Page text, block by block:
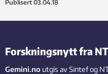
Publisert 03.04.18
Forskningsnytt fra
Gemini.no utgis av Sintef og